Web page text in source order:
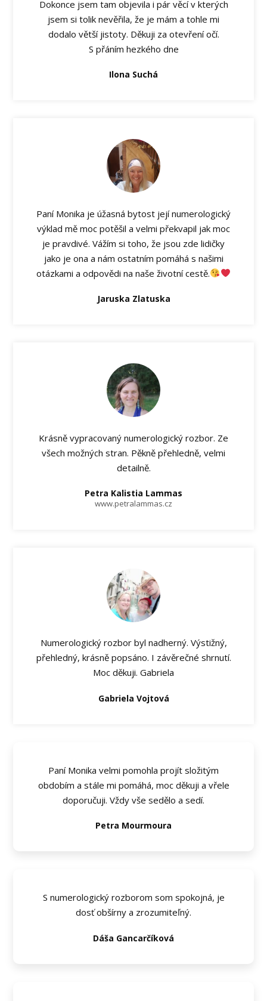
Dokonce jsem tam objevila i pár věcí v kterých
jsem si tolik nevěřila, že je mám a tohle mi
dodalo větší jistoty. Děkuji za otevření očí.
S přáním hezkého dne
Ilona Suchá
Paní Monika je úžasná bytost její numerologický
výklad mě moc potěšil a velmi překvapil jak moc
je pravdivé. Vážím si toho, že jsou zde lidičky
jako je ona a nám ostatním pomáhá s našimi
otázkami a odpovědi na naše životní cestě.
Jaruska Zlatuska
Krásně vypracovaný numerologický rozbor. Ze
všech možných stran. Pěkně přehledně, velmi
detailně.
Petra Kalistia Lammas
www.petralammas.cz
Numerologický rozbor byl nadherný. Výstižný,
přehledný, krásně popsáno. I závěrečné shrnutí.
Moc děkuji. Gabriela
Gabriela Vojtová
Paní Monika velmi pomohla projít složitým
obdobím a stále mi pomáhá, moc děkuji a vřele
doporučuji. Vždy vše sedělo a sedí.
Petra Mourmoura
S numerologický rozborom som spokojná, je
dosť obšírny a zrozumiteľný.
Dáša Gancarčíková